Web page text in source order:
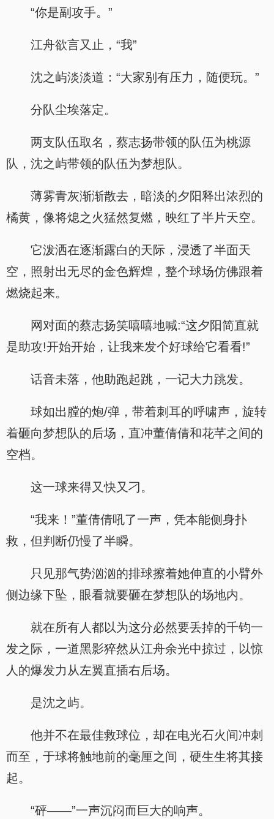
“你是副攻手。”
江舟欲言又止，“我”
沈之屿淡淡道：“大家别有压力，随便玩。”
分队尘埃落定。
两支队伍取名，蔡志扬带领的队伍为桃源
队，沈之屿带领的队伍为梦想队。
薄雾青灰渐渐散去，暗淡的夕阳释出浓烈的
橘黄，像将熄之火猛然复燃，映红了半片天空。
它泼洒在逐渐露白的天际，浸透了半面天
空，照射出无尽的金色辉煌，整个球场仿佛跟着
燃烧起来。
网对面的蔡志扬笑嘻嘻地喊:“这夕阳简直就
是助攻!开始开始，让我来发个好球给它看看!”
话音未落，他助跑起跳，一记大力跳发。
球如出膛的炮/弹，带着刺耳的呼啸声，旋转
着砸向梦想队的后场，直冲董倩倩和花芊之间的
空档。
这一球来得又快又刁。
“我来！”董倩倩吼了一声，凭本能侧身扑
救，但判断仍慢了半瞬。
只见那气势汹汹的排球擦着她伸直的小臂外
侧边缘下坠，眼看就要砸在梦想队的场地内。
就在所有人都以为这分必然要丢掉的千钧一
发之际，一道黑影猝然从江舟余光中掠过，以惊
人的爆发力从左翼直插右后场。
是沈之屿。
他并不在最佳救球位，却在电光石火间冲刺
而至，于球将触地前的毫厘之间，硬生生将其接
起。
“砰——”一声沉闷而巨大的响声。